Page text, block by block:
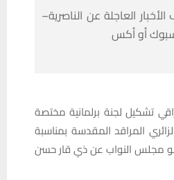
العاجلة عن الناصرية–
أو أكس
تشكيل لجنة برلمانية مختصة
المراقد المقدسة بمناسبة
عضو مجلس النواب عن ذي قار حسن